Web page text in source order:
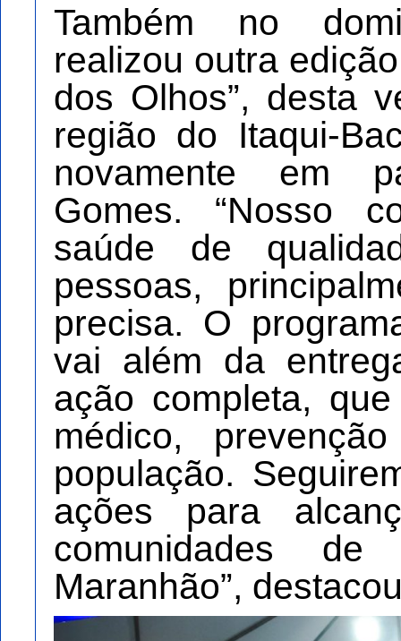
Também no
realizou outra
dos Olhos”, desta
região do Itaqui-
novamente em
Gomes. “Nosso
saúde de
pessoas,
precisa. O
vai além da
ação completa,
médico,
população.
ações para
comunidades
Maranhão”,